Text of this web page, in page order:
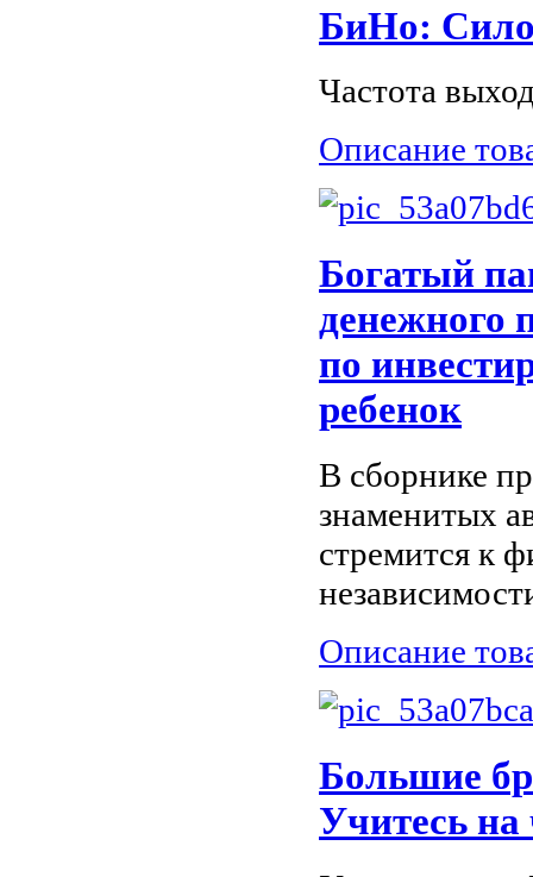
БиНо:
Частота
Описание
Богатый
денежного
по
ребенок
В сборнике
знаменитых
стремится к
Описание
Большие
Учитесь